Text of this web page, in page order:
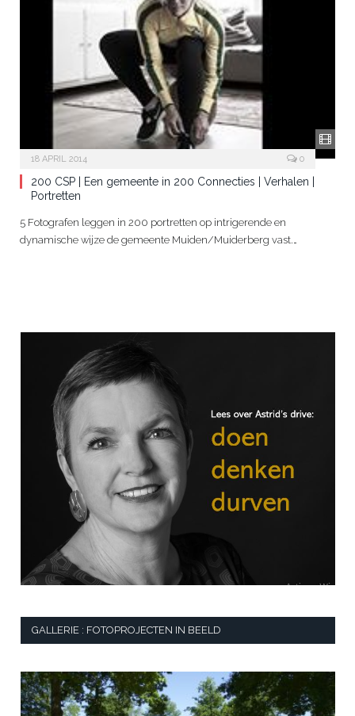
18 APRIL 2014 0
200 CSP | Een gemeente in 200 Connecties | Verhalen |
Portretten
5 Fotografen leggen in 200 portretten op intrigerende en
dynamische wijze de gemeente Muiden/Muiderberg vast.…
GALLERIE : FOTOPROJECTEN IN BEELD